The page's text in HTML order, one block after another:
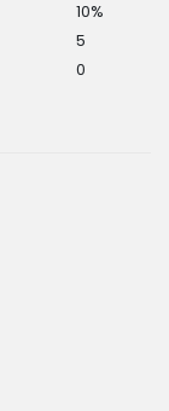
10%
5
0